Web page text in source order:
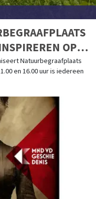
Natuurbegraafplaats
en 16.00 uur is iedereen